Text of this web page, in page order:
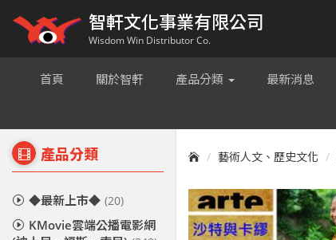
智軒文化事業有限公司
Wisdom Win Distributor Co.
首頁 關於智軒 產品分類 最新消息
產品分類
◆最新上市◆ (20)
KMovie雲端公播電影網
藝術人文、歷史文化